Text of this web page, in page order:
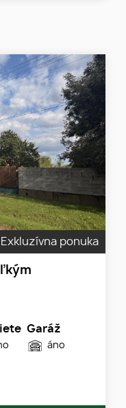
Exkluzívna ponuka
Garáž
áno